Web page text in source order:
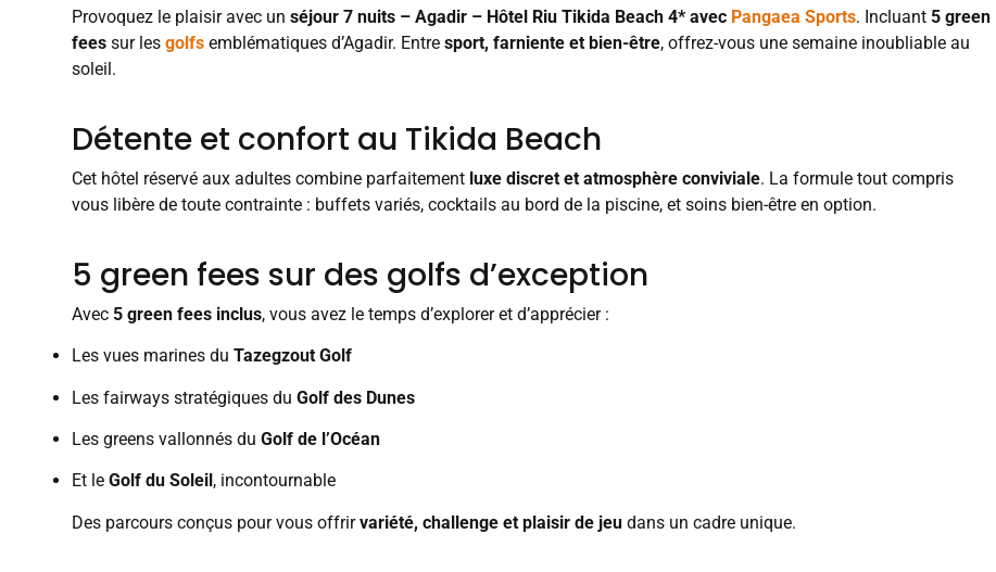
Provoquez le plaisir avec un séjour 7 nuits – Agadir – Hôtel Riu Tikida Beach 4* avec Pangaea Sports. Incluant 5 green
feessur les golfs emblématiques d’Agadir. Entre sport, farniente et bien-être, offrez-vous une semaine inoubliable au
soleil.
Détente et confort au Tikida Beach
Cet hôtel réservé aux adultes combine parfaitement luxe discret et atmosphère conviviale. La formule tout compris
vous libère de toute contrainte : buffets variés, cocktails au bord de la piscine, et soins bien-être en option.
5 green fees sur des golfs d’exception
Avec 5 green fees inclus, vous avez le temps d’explorer et d’apprécier :
Les vues marines du Tazegzout Golf
Les fairways stratégiques du Golf des Dunes
Les greens vallonnés du Golf de l’Océan
Et le Golf du Soleil , incontournable
Des parcours conçus pour vous offrirvariété, challenge et plaisir de jeudans un cadre unique.